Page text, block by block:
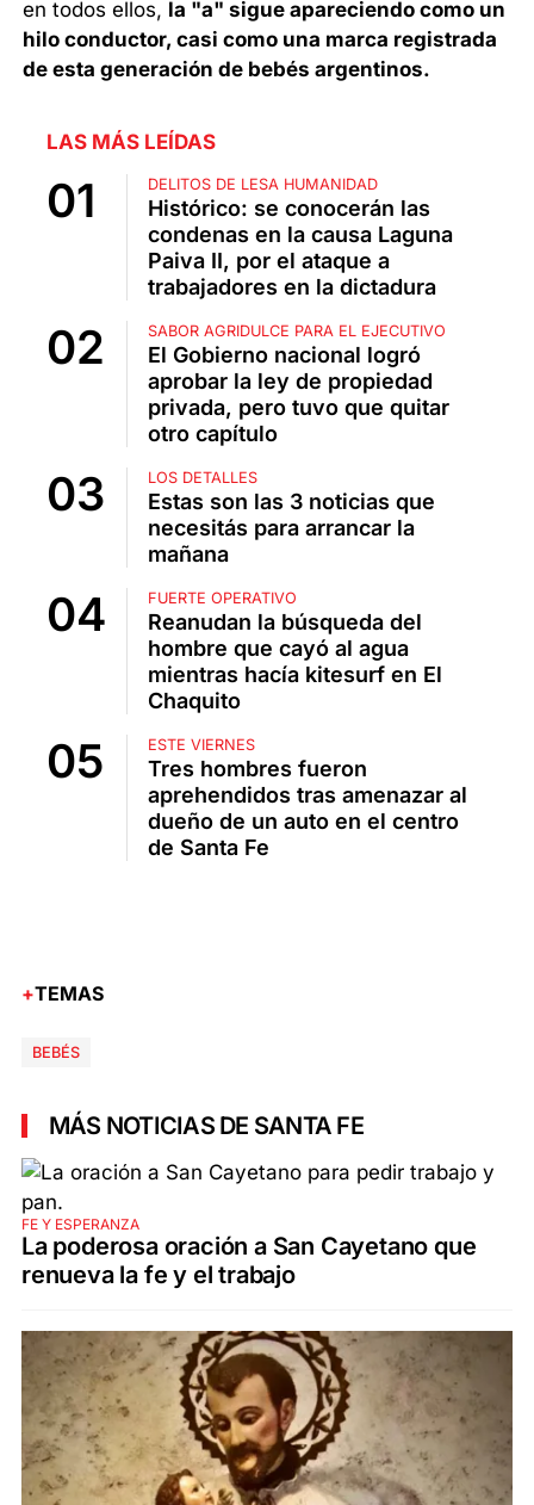
en todos ellos, la "a" sigue apareciendo como un
hilo conductor, casi como una marca registrada
de esta generación de bebés argentinos.
LAS MÁS LEÍDAS
DELITOS DE LESA HUMANIDAD
Histórico: se conocerán las
condenas en la causa Laguna
Paiva II, por el ataque a
trabajadores en la dictadura
SABOR AGRIDULCE PARA EL EJECUTIVO
El Gobierno nacional logró
aprobar la ley de propiedad
privada, pero tuvo que quitar
otro capítulo
LOS DETALLES
Estas son las 3 noticias que
necesitás para arrancar la
mañana
FUERTE OPERATIVO
Reanudan la búsqueda del
hombre que cayó al agua
mientras hacía kitesurf en El
Chaquito
ESTE VIERNES
Tres hombres fueron
aprehendidos tras amenazar al
dueño de un auto en el centro
de Santa Fe
TEMAS
BEBÉS
MÁS NOTICIAS DE SANTA FE
FE Y ESPERANZA
La poderosa oración a San Cayetano que
renueva la fe y el trabajo